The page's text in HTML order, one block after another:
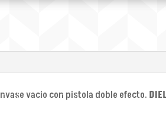
vacío con pistola doble efecto.